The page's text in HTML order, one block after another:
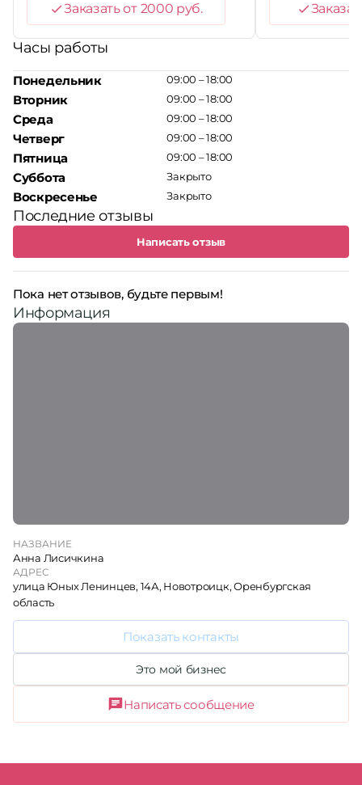
Заказать от 2000 руб.
Часы работы
Понедельник
Вторник
Среда
Четверг
Пятница
Суббота
Воскресенье
09:00 – 18:00
09:00 – 18:00
09:00 – 18:00
09:00 – 18:00
09:00 – 18:00
Закрыто
Закрыто
Последние отзывы
Написать отзыв
Пока нет отзывов, будьте первым!
Информация
НАЗВАНИЕ
Анна Лисичкина
АДРЕС
улица Юных Ленинцев, 14А, Новотроицк, Оренбургская
область
Показать контакты
Это мой бизнес
Написать сообщение